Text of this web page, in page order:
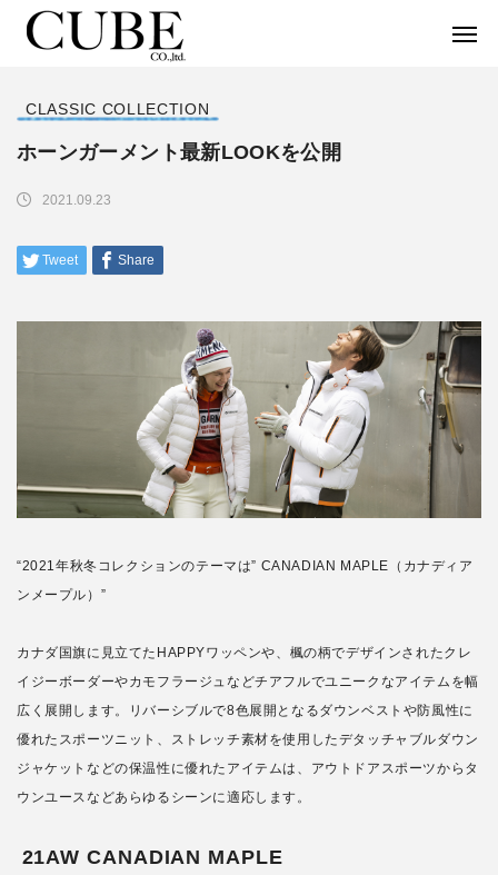
CLASSIC COLLECTION
ホーンガーメント最新LOOKを公開
2021.09.23
“2021年秋冬コレクションのテーマは” CANADIAN MAPLE（カナディア
ンメープル）”
カナダ国旗に見立てたHAPPYワッペンや、楓の柄でデザインされたクレ
イジーボーダーやカモフラージュなどチアフルでユニークなアイテムを幅
広く展開します。リバーシブルで8色展開となるダウンベストや防風性に
優れたスポーツニット、ストレッチ素材を使用したデタッチャブルダウン
ジャケットなどの保温性に優れたアイテムは、アウトドアスポーツからタ
ウンユースなどあらゆるシーンに適応します。
21AW CANADIAN MAPLE